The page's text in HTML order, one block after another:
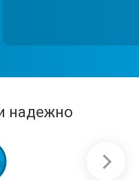
надежно